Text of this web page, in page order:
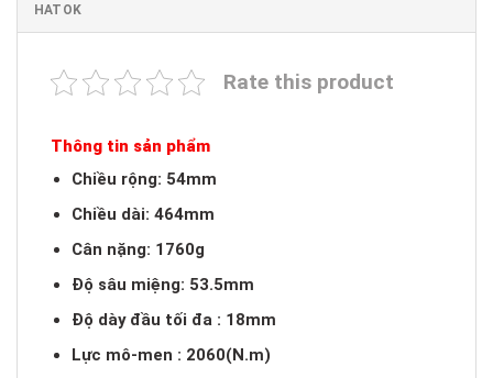
HATOK
Rate this product
Thông tin sản phẩm
Chiều rộng: 54mm
Chiều dài: 464mm
Cân nặng: 1760g
Độ sâu miệng: 53.5mm
Độ dày đầu tối đa : 18mm
Lực mô-men : 2060(N.m)